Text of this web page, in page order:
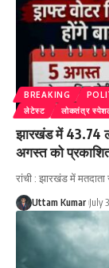
BREAKING
लेटेस्ट
लोकतंत्र
झारखंड में 43.74
अगस्त को
रांची : झारखंड में
Uttam Kumar July